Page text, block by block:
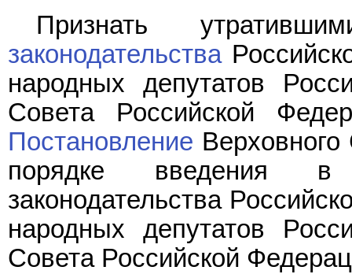
Признать
законодательства
народных депутатов
Совета Российской
Постановление
порядке введения
законодательства
народных депутатов
Совета Российской